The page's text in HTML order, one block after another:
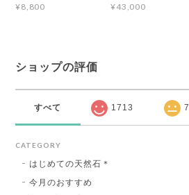
¥8,800
¥43,000
ショップの評価
すべて 1713 7
CATEGORY
はじめての天然石＊
今月のおすすめ